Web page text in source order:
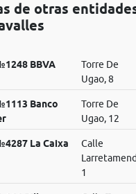
de otras
BBVA
Torre De
Ugao, 8
Banco
Torre De
Ugao, 12
La Caixa
Calle
1